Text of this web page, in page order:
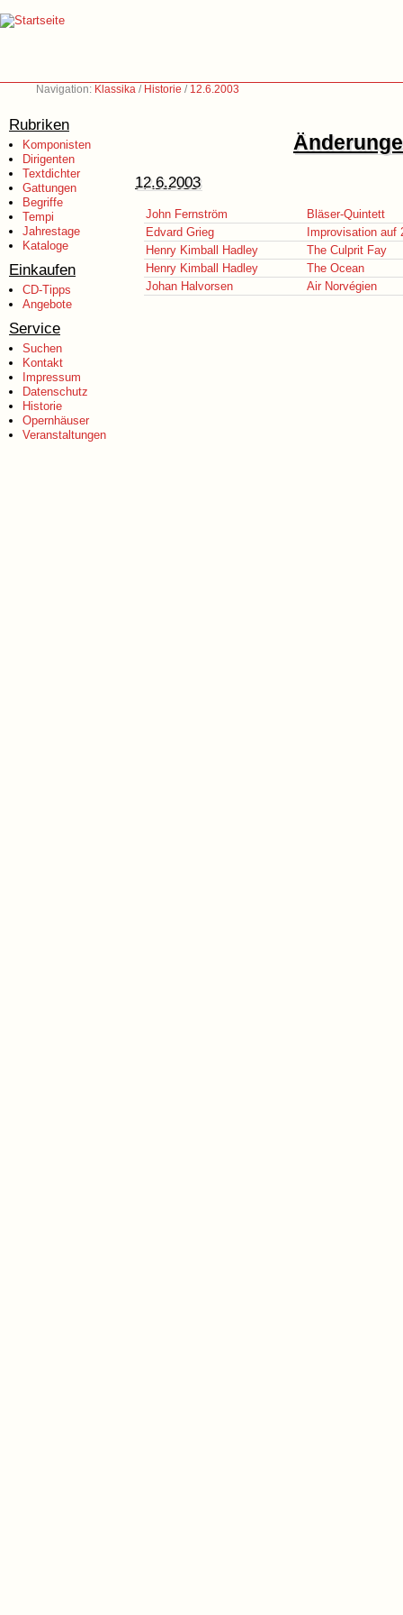
Navigation: Klassika / Historie / 12.6.2003
Rubriken
Komponisten
Dirigenten
Textdichter
Gattungen
Begriffe
Tempi
Jahrestage
Kataloge
Einkaufen
CD-Tipps
Angebote
Service
Suchen
Kontakt
Impressum
Datenschutz
Historie
Opernhäuser
Veranstaltungen
12.6.2003
John Fernström
Bläser-Quintett
Edvard Grieg
Improvisation auf
Henry Kimball Hadley
The Culprit Fay
Henry Kimball Hadley
The Ocean
Johan Halvorsen
Air Norvégien